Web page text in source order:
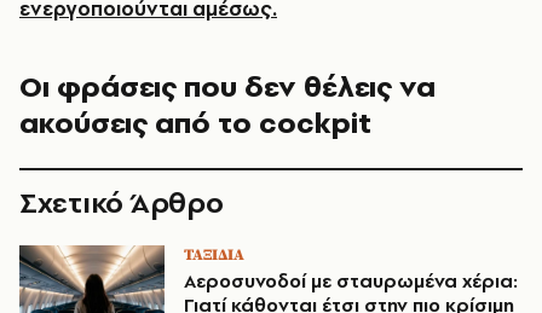
ενεργοποιούνται αμέσως.
Οι φράσεις που δεν θέλεις να
ακούσεις από το cockpit
Σχετικό Άρθρο
ΤΑΞΙΔΙΑ
Αεροσυνοδοί με σταυρωμένα χέρια:
Γιατί κάθονται έτσι στην πιο κρίσιμη